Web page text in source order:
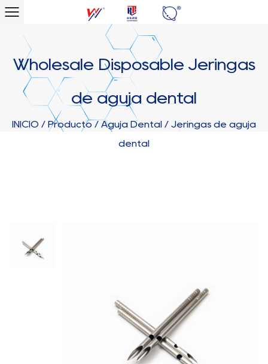
Wholesale Disposable Jeringas
de aguja dental
INICIO / Producto / Aguja Dental / Jeringas de aguja
dental